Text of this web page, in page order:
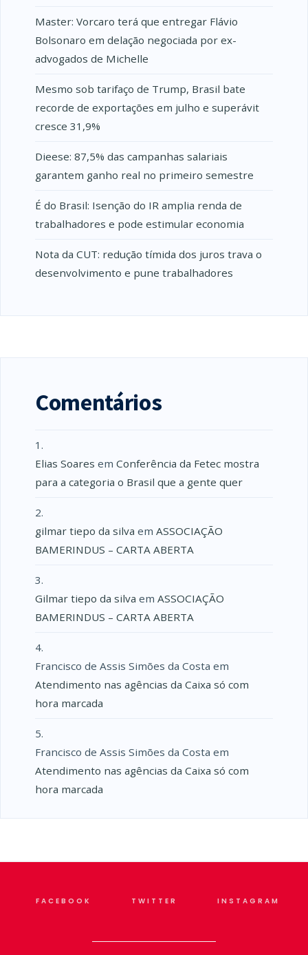
Master: Vorcaro terá que entregar Flávio
Bolsonaro em delação negociada por ex-
advogados de Michelle
Mesmo sob tarifaço de Trump, Brasil bate
recorde de exportações em julho e superávit
cresce 31,9%
Dieese: 87,5% das campanhas salariais
garantem ganho real no primeiro semestre
É do Brasil: Isenção do IR amplia renda de
trabalhadores e pode estimular economia
Nota da CUT: redução tímida dos juros trava o
desenvolvimento e pune trabalhadores
Comentários
Elias Soares em Conferência da Fetec mostra
para a categoria o Brasil que a gente quer
gilmar tiepo da silva em ASSOCIAÇÃO
BAMERINDUS – CARTA ABERTA
Gilmar tiepo da silva em ASSOCIAÇÃO
BAMERINDUS – CARTA ABERTA
Francisco de Assis Simões da Costa em
Atendimento nas agências da Caixa só com
hora marcada
Francisco de Assis Simões da Costa em
Atendimento nas agências da Caixa só com
hora marcada
FACEBOOK TWITTER INSTAGRAM